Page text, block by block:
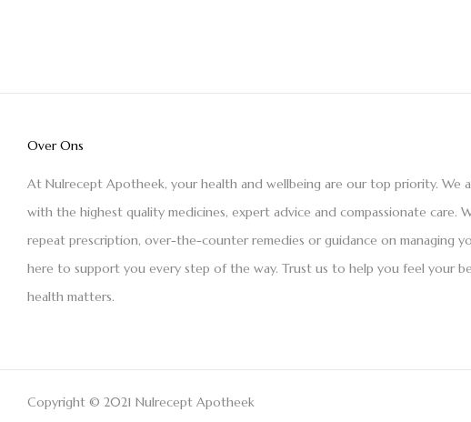
Over Ons
At Nulrecept Apotheek, your health and wellbeing are our top priority. We
with the highest quality medicines, expert advice and compassionate care.
repeat prescription, over-the-counter remedies or guidance on managing
here to support you every step of the way. Trust us to help you feel your
health matters.
Copyright © 2021 Nulrecept Apotheek